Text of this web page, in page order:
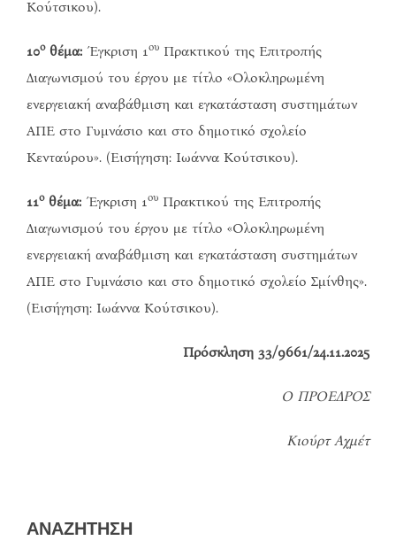
Κούτσικου).
10οθέμα: Έγκριση 1 ου Πρακτικού της Επιτροπής
Διαγωνισμού του έργου με τίτλο «Ολοκληρωμένη
ενεργειακή αναβάθμιση και εγκατάσταση συστημάτων
ΑΠΕ στο Γυμνάσιο και στο δημοτικό σχολείο
Κενταύρου». (Εισήγηση: Ιωάννα Κούτσικου).
11οθέμα: Έγκριση 1 ου Πρακτικού της Επιτροπής
Διαγωνισμού του έργου με τίτλο «Ολοκληρωμένη
ενεργειακή αναβάθμιση και εγκατάσταση συστημάτων
ΑΠΕ στο Γυμνάσιο και στο δημοτικό σχολείο Σμίνθης».
(Εισήγηση: Ιωάννα Κούτσικου).
Πρόσκληση 33/9661/24.11.2025
Ο ΠΡΟΕΔΡΟΣ
Κιούρτ Αχμέτ
ΑΝΑΖΗΤΗΣΗ